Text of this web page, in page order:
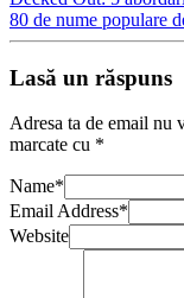
80 de nume populare
Lasă un răspuns
Adresa ta de email nu
marcate cu *
Name*
Email Address*
Website